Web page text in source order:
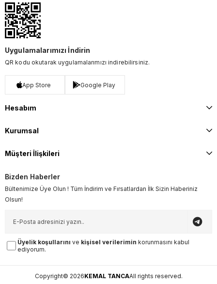
Uygulamalarımızı İndirin
QR kodu okutarak uygulamalarımızı indirebilirsiniz.
App Store Google Play
Hesabım
Kurumsal
Müşteri İlişkileri
Bizden Haberler
Bültenimize Üye Olun ! Tüm İndirim ve Fırsatlardan İlk Sizin Haberiniz
Olsun!
Üyelik koşullarını ve kişisel verilerimin korunmasını kabul
ediyorum.
Copyright© 2026KEMAL TANCAAll rights reserved.